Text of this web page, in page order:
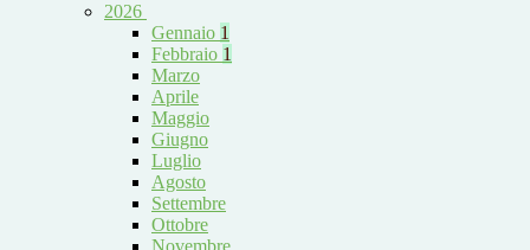
2026
Gennaio 1
Febbraio 1
Marzo
Aprile
Maggio
Giugno
Luglio
Agosto
Settembre
Ottobre